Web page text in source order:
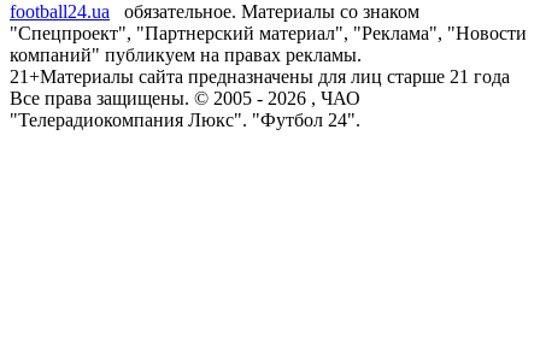
football24.ua
обязательное. Материалы со знаком
"Спецпроект", "Партнерский материал", "Реклама", "Новости
компаний" публикуем на правах рекламы.
21+Материалы сайта предназначены для лиц старше 21 года
Все права защищены. © 2005 - 2026 , ЧАО
"Телерадиокомпания Люкс". "Футбол 24".